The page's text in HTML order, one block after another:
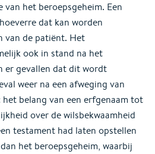
het beroepsgeheim. Een
dat kan worden
van de patiënt. Het
ook in stand na het
er gevallen dat dit wordt
weer na een afweging van
belang van een erfgenaam tot
over de wilsbekwaamheid
testament had laten opstellen
het beroepsgeheim, waarbij